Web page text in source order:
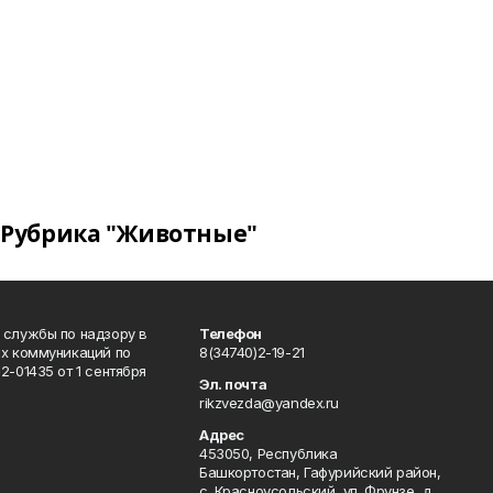
Рубрика "Животные"
по надзору в
коммуникаций по
от 1 сентября
Телефон
8(34740)2-19-21
Эл. почта
rikzvezda@yandex.ru
Адрес
453050, Республика
Башкортостан, Гафурийский район,